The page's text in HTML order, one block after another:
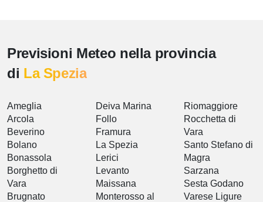
Previsioni Meteo nella provincia
di La Spezia
Ameglia
Arcola
Beverino
Bolano
Bonassola
Borghetto di
Vara
Brugnato
Deiva Marina
Follo
Framura
La Spezia
Lerici
Levanto
Maissana
Monterosso al
Riomaggiore
Rocchetta di
Vara
Santo Stefano di
Magra
Sarzana
Sesta Godano
Varese Ligure